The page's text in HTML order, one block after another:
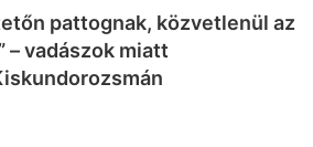
pattognak, közvetlenül az
– vadászok miatt